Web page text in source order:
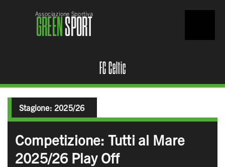
Associazione Sportiva
GREENSPORT
FC Celtic
Stagione: 2025/26
Competizione: Tutti al Mare
2025/26 Play Off